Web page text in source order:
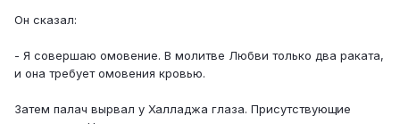
Он сказал:
- Я совершаю омовение. В молитве Любви только два раката,
и она требует омовения кровью.
Затем палач вырвал у Халладжа глаза. Присутствующие